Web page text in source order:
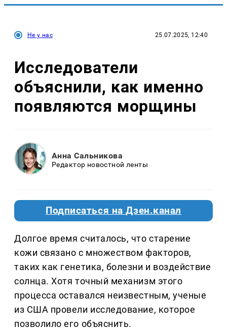
Не у нас 25.07.2025, 12:40
Исследователи
объяснили, как именно
появляются морщины
Анна Сальникова
Редактор новостной ленты
Подписаться на Дзен.канал
Долгое время считалось, что старение
кожи связано с множеством факторов,
таких как генетика, болезни и воздействие
солнца. Хотя точный механизм этого
процесса оставался неизвестным, ученые
из США провели исследование, которое
позволило его объяснить.